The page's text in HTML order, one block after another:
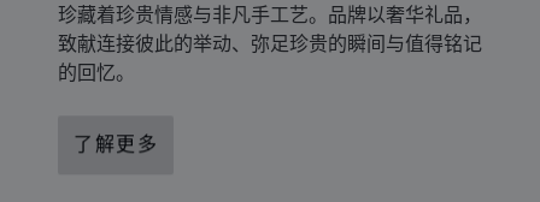
珍藏着珍贵情感与非凡手工艺。品牌以奢华礼品，
致献连接彼此的举动、弥足珍贵的瞬间与值得铭记
的回忆。
了解更多